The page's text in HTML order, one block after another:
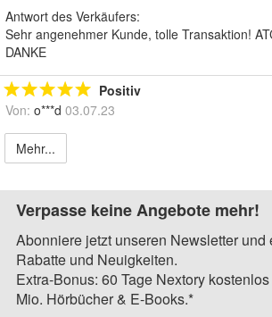
Antwort des Verkäufers:
Sehr angenehmer Kunde, tolle Transaktion!
DANKE
Positiv
Von: o***d 03.07.23
Mehr...
Verpasse keine Angebote mehr!
Abonniere jetzt unseren Newsletter
Rabatte und Neuigkeiten.
Extra-Bonus: 60 Tage Nextory
Mio. Hörbücher & E-Books.*